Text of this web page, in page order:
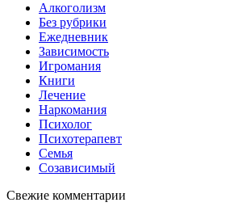
Алкоголизм
Без рубрики
Ежедневник
Зависимость
Игромания
Книги
Лечение
Наркомания
Психолог
Психотерапевт
Семья
Созависимый
Свежие комментарии